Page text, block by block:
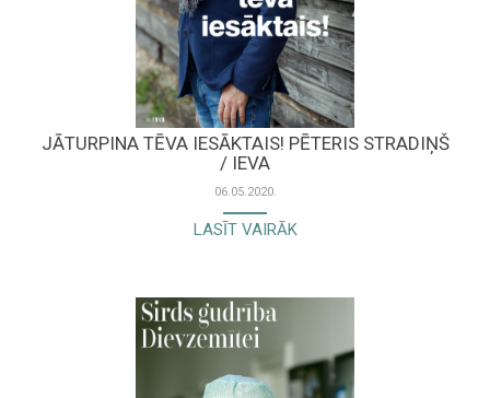
JĀTURPINA TĒVA IESĀKTAIS! PĒTERIS STRADIŅŠ
/ IEVA
06.05.2020.
LASĪT VAIRĀK